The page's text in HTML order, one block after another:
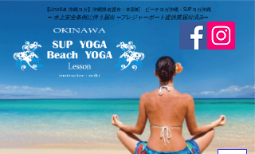
​【LinoKai 沖縄ヨガ】沖縄県名護市・本部町 ビーチヨガ沖縄・SUPヨガ沖縄
➖ 水上安全条例に伴う届出 ➖​プレジャーボート提供業届出済み➖